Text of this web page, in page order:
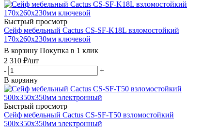
Быстрый просмотр
Сейф мебельный Cactus CS-SF-K18L взломостойкий
170x260x230мм ключевой
В корзину Покупка в 1 клик
2 310 ₽/шт
-
+
В корзину
Быстрый просмотр
Сейф мебельный Cactus CS-SF-T50 взломостойкий
500x350x350мм электронный